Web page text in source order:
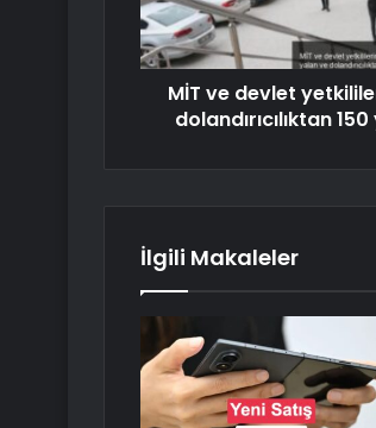
MİT ve devlet
dolandırıcılıktan
İlgili Makaleler